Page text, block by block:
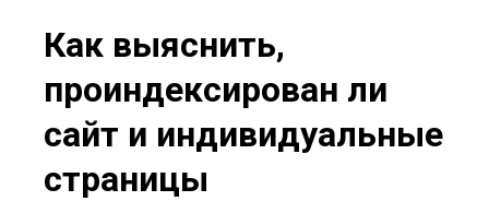
Как выяснить,
проиндексирован ли
сайт и индивидуальные
страницы